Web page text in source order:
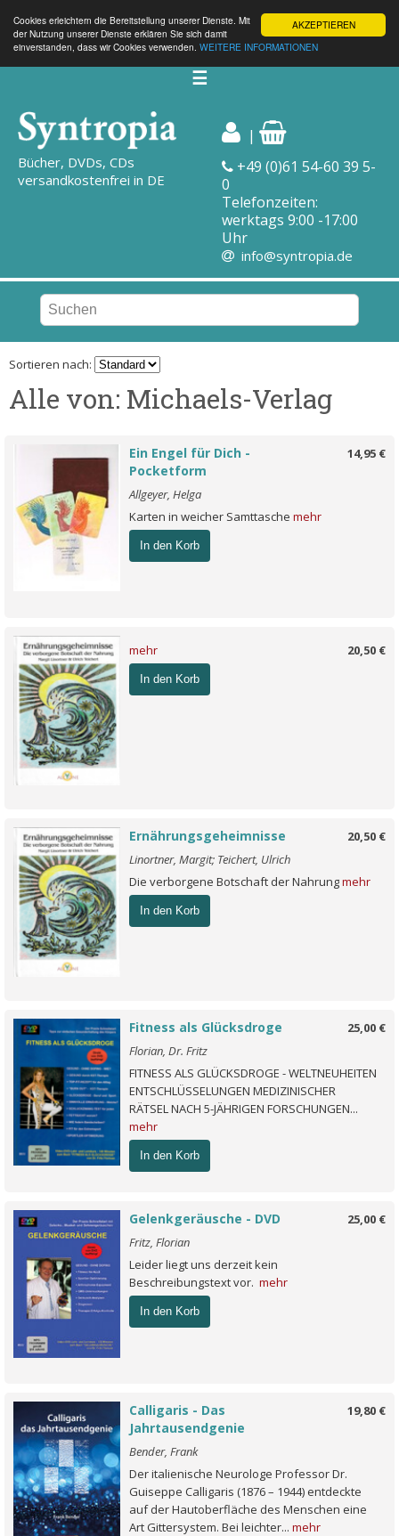
AKZEPTIEREN
Cookies erleichtern die Bereitstellung unserer Dienste. Mit
der Nutzung unserer Dienste erklären Sie sich damit
einverstanden, dass wir Cookies verwenden. WEITERE INFORMATIONEN
☰
Bücher, DVDs, CDs
versandkostenfrei in DE
|
+49 (0)61 54-60 39 5-
0
Telefonzeiten:
werktags 9:00 -17:00
Uhr
info@syntropia.de
Sortieren nach:
Alle von: Michaels-Verlag
14,95 €
Ein Engel für Dich -
Pocketform
Allgeyer, Helga
Karten in weicher Samttasche mehr
In den Korb
20,50 €
mehr
In den Korb
20,50 €
Ernährungsgeheimnisse
Linortner, Margit; Teichert, Ulrich
Die verborgene Botschaft der Nahrungmehr
In den Korb
25,00 €
Fitness als Glücksdroge
Florian, Dr. Fritz
FITNESS ALS GLÜCKSDROGE - WELTNEUHEITEN
ENTSCHLÜSSELUNGEN MEDIZINISCHER
RÄTSEL NACH 5-JÄHRIGEN FORSCHUNGEN...
mehr
In den Korb
25,00 €
Gelenkgeräusche - DVD
Fritz, Florian
Leider liegt uns derzeit kein
Beschreibungstext vor. mehr
In den Korb
19,80 €
Calligaris - Das
Jahrtausendgenie
Bender, Frank
Der italienische Neurologe Professor Dr.
Guiseppe Calligaris (1876 – 1944) entdeckte
auf der Hautoberfläche des Menschen eine
Art Gittersystem. Bei leichter... mehr